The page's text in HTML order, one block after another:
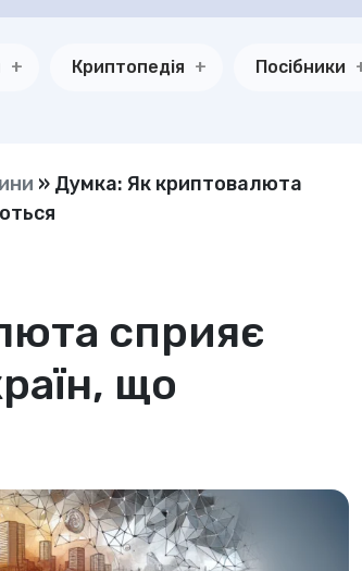
Криптопедія Посібники
» Думка: Як криптовалюта
сприяє
що